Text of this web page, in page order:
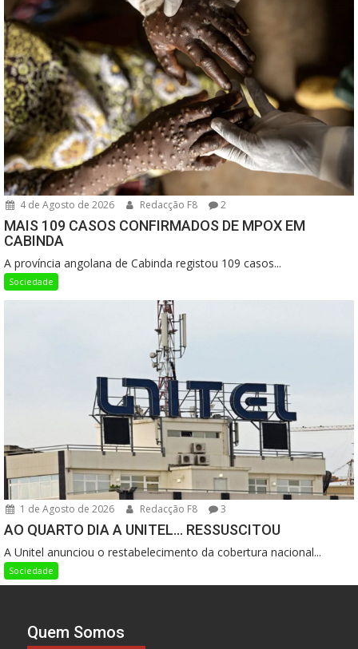
4 de Agosto de 2026 Redacção F8 2
MAIS 109 CASOS CONFIRMADOS DE MPOX EM
CABINDA
A província angolana de Cabinda registou 109 casos...
Sociedade
1 de Agosto de 2026 Redacção F8 3
AO QUARTO DIA A UNITEL… RESSUSCITOU
A Unitel anunciou o restabelecimento da cobertura nacional...
Sociedade
Quem Somos